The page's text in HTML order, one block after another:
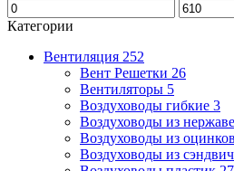
Категории
Вентиляция 252
Вент Решетки 26
Вентиляторы 5
Воздуховоды гибкие 3
Воздуховоды из
Воздуховоды из
Воздуховоды из